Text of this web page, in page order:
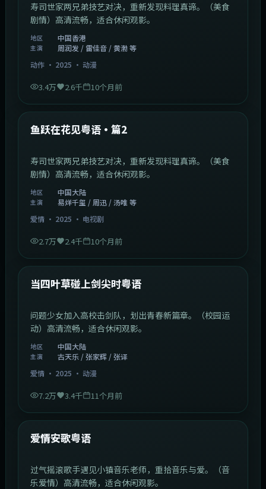
寿司世家两兄弟技艺对决，重新发现料理真谛。（美食
剧情）高清流畅，适合休闲观影。
地区 中国香港
主演
周润发 / 雷佳音 / 黄渤 等
动作· 2025 · 动漫
3.4万 2.6千 10个月前
最新
鱼跃在花见粤语·篇2
寿司世家两兄弟技艺对决，重新发现料理真谛。（美食
剧情）高清流畅，适合休闲观影。
地区 中国大陆
主演
易烊千玺 / 周迅 / 汤唯 等
爱情· 2025 · 电视剧
2.7万 2.4千 10个月前
最新
当四叶草碰上剑尖时粤语
问题少女加入高校击剑队，划出青春新篇章。（校园运
动）高清流畅，适合休闲观影。
地区 中国大陆
主演
古天乐 / 张家辉 / 张译
爱情· 2025 · 动漫
7.2万 3.4千 11个月前
最新
爱情安歌粤语
过气摇滚歌手遇见小镇音乐老师，重拾音乐与爱。（音
乐爱情）高清流畅，适合休闲观影。